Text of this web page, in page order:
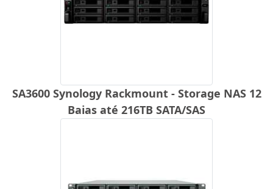
SA3600 Synology Rackmount - Storage NAS 12
Baias até 216TB SATA/SAS